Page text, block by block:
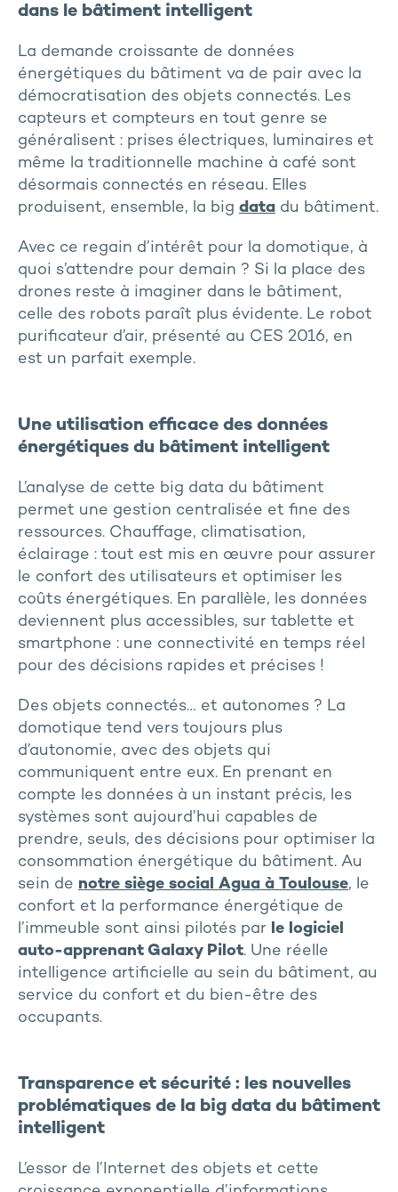
dans le bâtiment intelligent
La demande croissante de données
énergétiques du bâtiment va de pair avec la
démocratisation des objets connectés. Les
capteurs et compteurs en tout genre se
généralisent : prises électriques, luminaires et
même la traditionnelle machine à café sont
désormais connectés en réseau. Elles
produisent, ensemble, la big data du bâtiment.
Avec ce regain d’intérêt pour la domotique, à
quoi s’attendre pour demain ? Si la place des
drones reste à imaginer dans le bâtiment,
celle des robots paraît plus évidente. Le robot
purificateur d’air, présenté au CES 2016, en
est un parfait exemple.
Une utilisation efficace des données
énergétiques du bâtiment intelligent
L’analyse de cette big data du bâtiment
permet une gestion centralisée et fine des
ressources. Chauffage, climatisation,
éclairage : tout est mis en œuvre pour assurer
le confort des utilisateurs et optimiser les
coûts énergétiques. En parallèle, les données
deviennent plus accessibles, sur tablette et
smartphone : une connectivité en temps réel
pour des décisions rapides et précises !
Des objets connectés… et autonomes ? La
domotique tend vers toujours plus
d’autonomie, avec des objets qui
communiquent entre eux. En prenant en
compte les données à un instant précis, les
systèmes sont aujourd’hui capables de
prendre, seuls, des décisions pour optimiser la
consommation énergétique du bâtiment. Au
sein de notre siège social Agua à Toulouse, le
confort et la performance énergétique de
l’immeuble sont ainsi pilotés par le logiciel
auto-apprenant Galaxy Pilot. Une réelle
intelligence artificielle au sein du bâtiment, au
service du confort et du bien-être des
occupants.
Transparence et sécurité : les nouvelles
problématiques de la big data du bâtiment
intelligent
L’essor de l’Internet des objets et cette